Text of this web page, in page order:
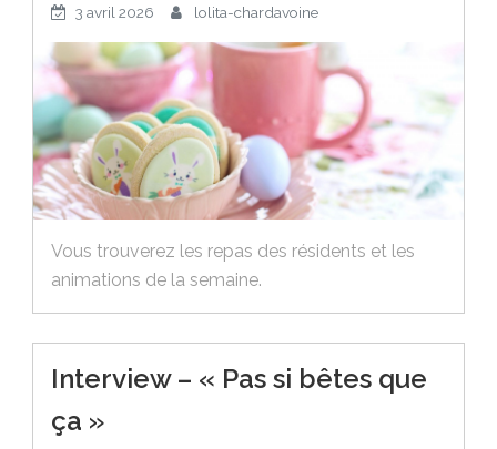
3 avril 2026 lolita-chardavoine
Vous trouverez les repas des résidents et les
animations de la semaine.
Interview – « Pas si bêtes que
ça »